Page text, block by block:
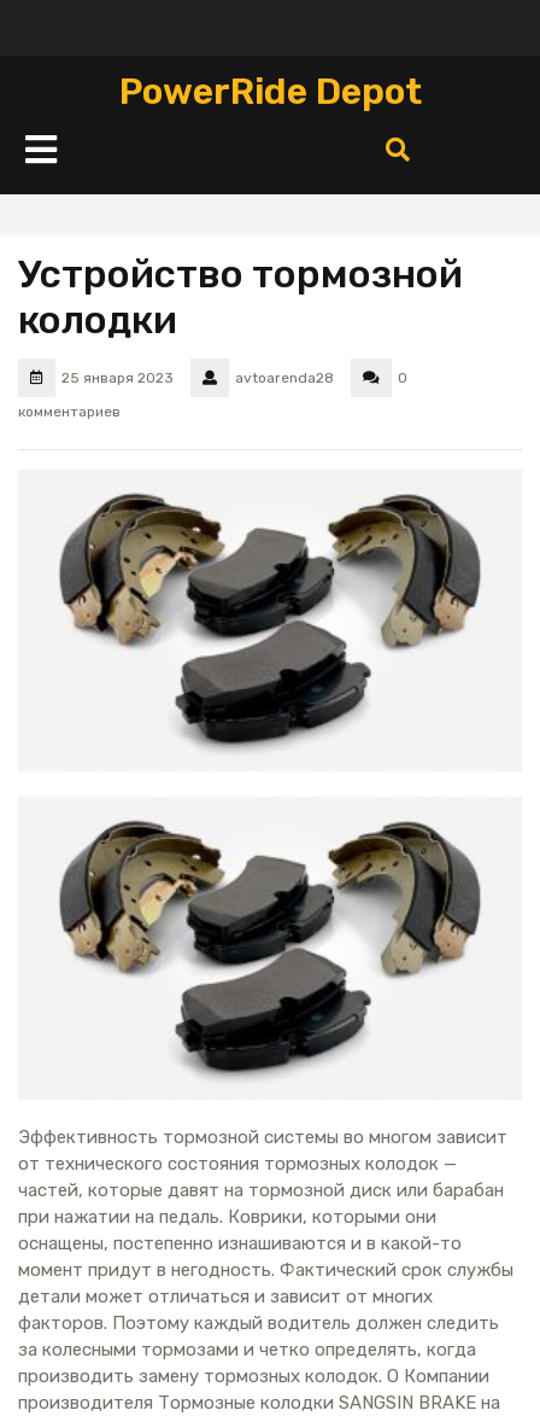
PowerRide Depot
Кнопка
Открыть
Устройство тормозной
колодки
25 января 2023 avtoarenda28
0
комментариев
Эффективность тормозной системы во многом зависит
от технического состояния тормозных колодок —
частей, которые давят на тормозной диск или барабан
при нажатии на педаль. Коврики, которыми они
оснащены, постепенно изнашиваются и в какой-то
момент придут в негодность. Фактический срок службы
детали может отличаться и зависит от многих
факторов. Поэтому каждый водитель должен следить
за колесными тормозами и четко определять, когда
производить замену тормозных колодок. О Компании
производителя Тормозные колодки SANGSIN BRAKE на